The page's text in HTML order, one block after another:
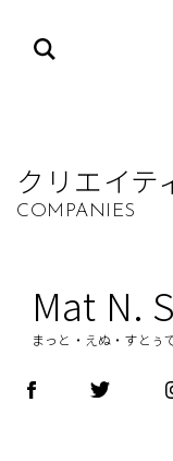
クリエイテ
COMPANIES
Mat N.
まっと・えぬ・すとぅ